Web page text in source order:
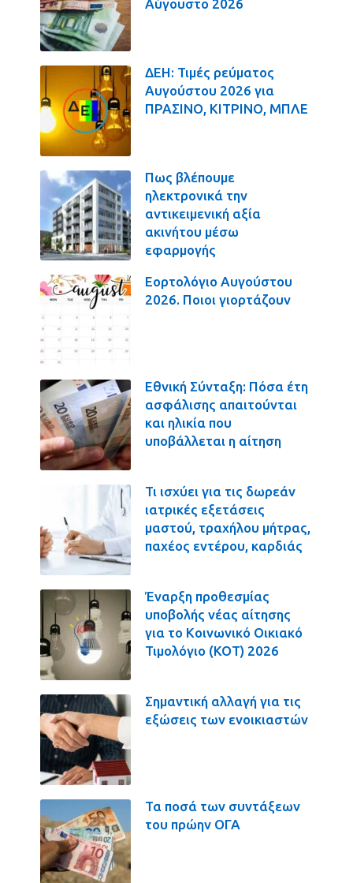
Αύγουστο 2026
ΔΕΗ: Τιμές ρεύματος
Αυγούστου 2026 για
ΠΡΑΣΙΝΟ, ΚΙΤΡΙΝΟ, ΜΠΛΕ
Πως βλέπουμε
ηλεκτρονικά την
αντικειμενική αξία
ακινήτου μέσω
εφαρμογής
Εορτολόγιο Αυγούστου
2026. Ποιοι γιορτάζουν
Εθνική Σύνταξη: Πόσα έτη
ασφάλισης απαιτούνται
και ηλικία που
υποβάλλεται η αίτηση
Τι ισχύει για τις δωρεάν
ιατρικές εξετάσεις
μαστού, τραχήλου μήτρας,
παχέος εντέρου, καρδιάς
Έναρξη προθεσμίας
υποβολής νέας αίτησης
για το Κοινωνικό Οικιακό
Τιμολόγιο (ΚΟΤ) 2026
Σημαντική αλλαγή για τις
εξώσεις των ενοικιαστών
Τα ποσά των συντάξεων
του πρώην ΟΓΑ